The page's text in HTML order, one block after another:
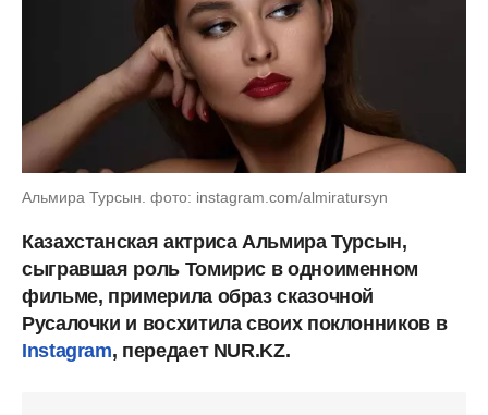
Альмира Турсын. фото: instagram.com/almiratursyn
Казахстанская актриса Альмира Турсын,
сыгравшая роль Томирис в одноименном
фильме, примерила образ сказочной
Русалочки и восхитила своих поклонников в
Instagram, передает NUR.KZ.